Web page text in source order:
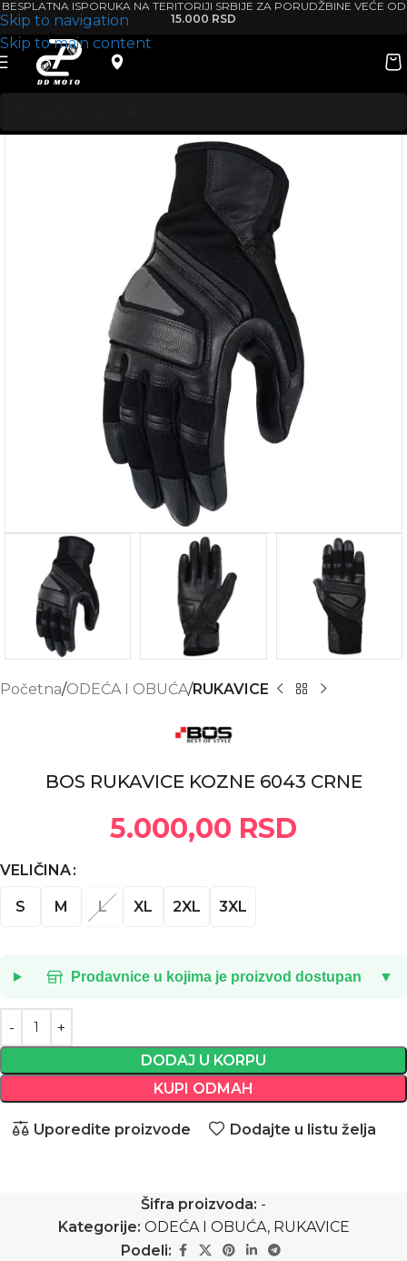
Skip to navigation
Skip to main content
BESPLATNA ISPORUKA NA TERITORIJI SRBIJE ZA PORUDŽBINE VEĆE OD
15.000 RSD
Početna ODEĆA I OBUĆA RUKAVICE
BOS RUKAVICE KOZNE 6043 CRNE
5.000,00 RSD
VELIČINA
S M L XL 2XL 3XL
Prodavnice u kojima je proizvod dostupan ▼
DODAJ U KORPU
KUPI ODMAH
Uporedite proizvode Dodajte u listu želja
Šifra proizvoda: -
Kategorije: ODEĆA I OBUĆA, RUKAVICE
Podeli: